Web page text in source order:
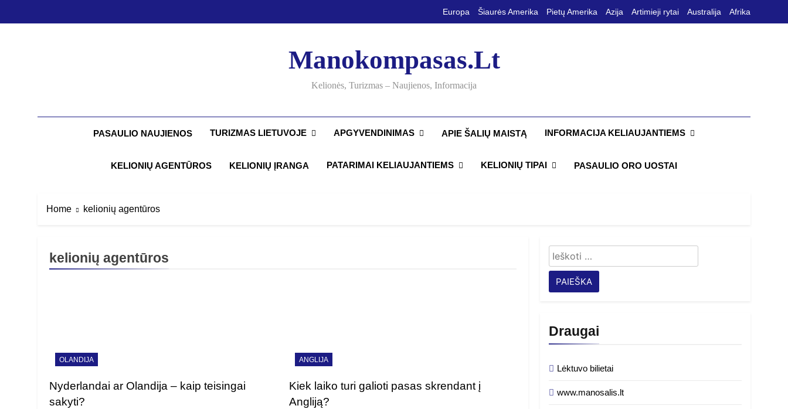
Europa Šiaurės Amerika Pietų Amerika Azija Artimieji rytai Australija Afrika
Manokompasas.lt
Kelionės, Turizmas – Naujienos, Informacija
PASAULIO NAUJIENOS TURIZMAS LIETUVOJE APGYVENDINIMAS APIE ŠALIŲ MAISTĄ INFORMACIJA KELIAUJANTIEMS
KELIONIŲ AGENTŪROS KELIONIŲ ĮRANGA PATARIMAI KELIAUJANTIEMS KELIONIŲ TIPAI PASAULIO ORO UOSTAI
Home kelionių agentūros
kelionių agentūros
OLANDIJA
Nyderlandai ar Olandija – kaip teisingai
sakyti?
ANGLIJA
Kiek laiko turi galioti pasas skrendant į
Angliją?
Ieškoti:
Draugai
Lėktuvo bilietai
www.manosalis.lt